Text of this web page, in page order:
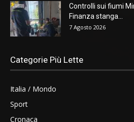
Controlli sui fiumi
Finanza stanga...
7 Agosto 2026
Categorie Più Lette
Italia / Mondo
Sport
Cronaca